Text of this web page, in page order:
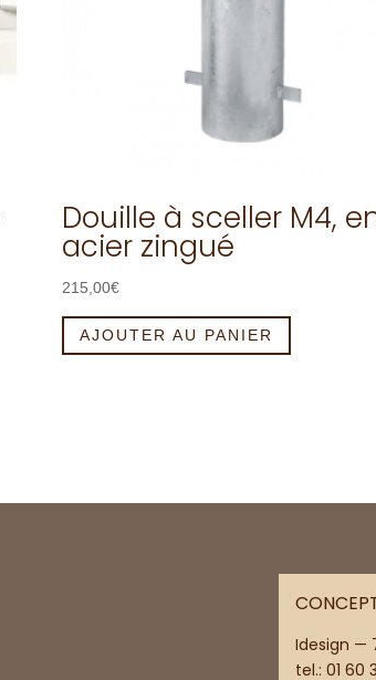
Douille à sceller M4,
acier zingué
215,00€
AJOUTER AU PANIER
Idesign —
tel.: 01 60